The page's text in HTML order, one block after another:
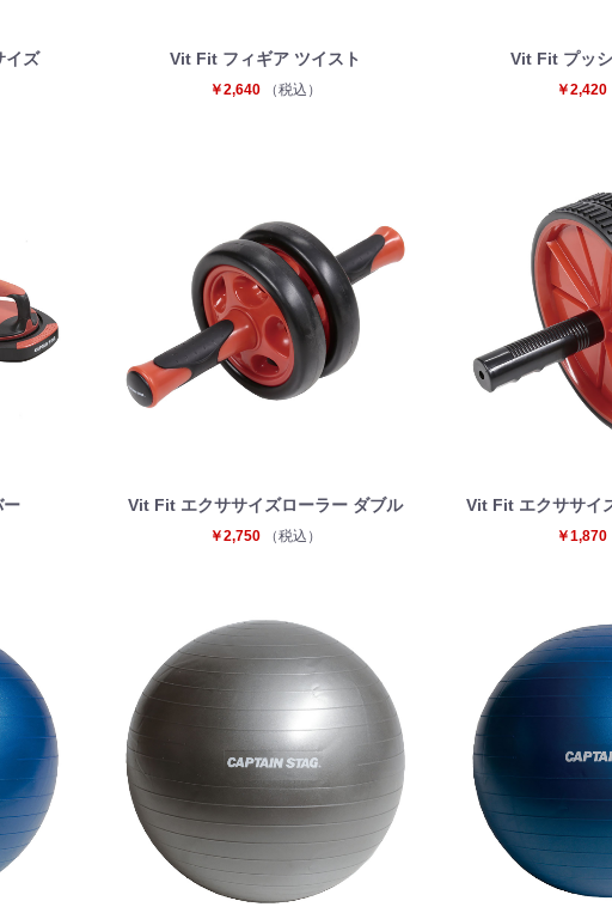
イズ Vit Fit フィギア ツイスト
￥2,640 （税込）
Vit Fit プッ
￥2,420
ー Vit Fit エクササイズローラー ダブル
￥2,750 （税込）
Vit Fit エクササイ
￥1,870